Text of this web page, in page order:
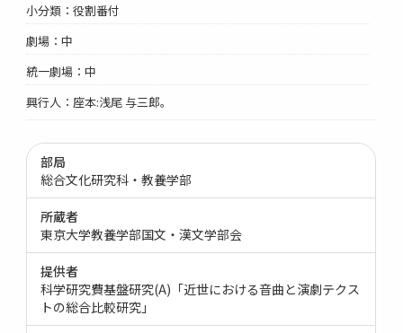
小分類：役割番付
劇場：中
統一劇場：中
興行人：座本:浅尾 与三郎。
部局
総合文化研究科・教養学部
所蔵者
東京大学教養学部国文・漢文学部会
提供者
科学研究費基盤研究(A)「近世における音曲と演劇テクス
トの総合比較研究」